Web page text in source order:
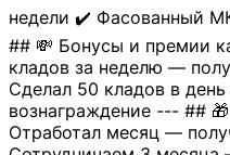
недели ✔️ Фасованный
## 💸 Бонусы и премии
кладов за неделю —
Сделал 50 кладов в
вознаграждение --- ##
Отработал месяц —